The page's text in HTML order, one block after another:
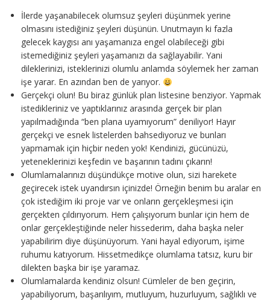
İlerde yaşanabilecek olumsuz şeyleri düşünmek yerine
olmasını istediğiniz şeyleri düşünün. Unutmayın ki fazla
gelecek kaygısı anı yaşamanıza engel olabileceği gibi
istemediğiniz şeyleri yaşamanızı da sağlayabilir. Yani
dileklerinizi, isteklerinizi olumlu anlamda söylemek her zaman
işe yarar. En azından ben de yarıyor.
Gerçekçi olun! Bu biraz günlük plan listesine benziyor. Yapmak
istedikleriniz ve yaptıklarınız arasında gerçek bir plan
yapılmadığında “ben plana uyamıyorum” deniliyor! Hayır
gerçekçi ve esnek listelerden bahsediyoruz ve bunları
yapmamak için hiçbir neden yok! Kendinizi, gücünüzü,
yeteneklerinizi keşfedin ve başarının tadını çıkarın!
Olumlamalarınızı düşündükçe motive olun, sizi harekete
geçirecek istek uyandırsın içinizde! Örneğin benim bu aralar en
çok istediğim iki proje var ve onların gerçekleşmesi için
gerçekten çıldırıyorum. Hem çalışıyorum bunlar için hem de
onlar gerçekleştiğinde neler hissederim, daha başka neler
yapabilirim diye düşünüyorum. Yani hayal ediyorum, işime
ruhumu katıyorum. Hissetmedikçe olumlama tatsız, kuru bir
dilekten başka bir işe yaramaz.
Olumlamalarda kendiniz olsun! Cümleler de ben geçirin,
yapabiliyorum, başarılıyım, mutluyum, huzurluyum, sağlıklı ve